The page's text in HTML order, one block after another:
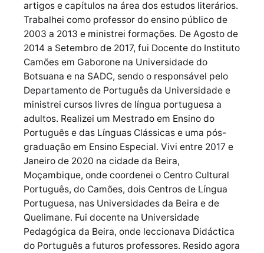
artigos e capítulos na área dos estudos literários.
Trabalhei como professor do ensino público de
2003 a 2013 e ministrei formações. De Agosto de
2014 a Setembro de 2017, fui Docente do Instituto
Camões em Gaborone na Universidade do
Botsuana e na SADC, sendo o responsável pelo
Departamento de Português da Universidade e
ministrei cursos livres de língua portuguesa a
adultos. Realizei um Mestrado em Ensino do
Português e das Línguas Clássicas e uma pós-
graduação em Ensino Especial. Vivi entre 2017 e
Janeiro de 2020 na cidade da Beira,
Moçambique, onde coordenei o Centro Cultural
Português, do Camões, dois Centros de Língua
Portuguesa, nas Universidades da Beira e de
Quelimane. Fui docente na Universidade
Pedagógica da Beira, onde leccionava Didáctica
do Português a futuros professores. Resido agora